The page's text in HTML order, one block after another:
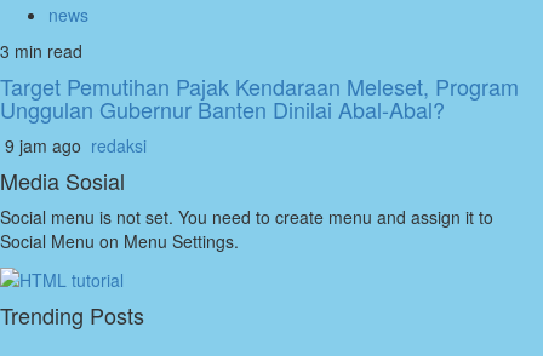
news
3 min read
Target Pemutihan Pajak Kendaraan Meleset, Program
Unggulan Gubernur Banten Dinilai Abal-Abal?
9 jam ago redaksi
Media Sosial
Social menu is not set. You need to create menu and assign it to
Social Menu on Menu Settings.
Trending Posts